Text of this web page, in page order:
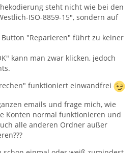
steht nicht wie bei den
ISO-8859-15", sondern auf
"Reparieren" führt zu keiner
kann man zwar klicken, jedoch
funktioniert einwandfrei
emails und frage mich, wie
Konten normal funktionieren und
alle anderen Ordner außer